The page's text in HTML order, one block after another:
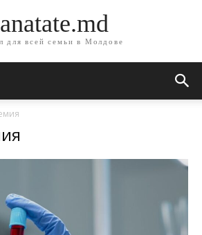
для всей семьи в Молдове